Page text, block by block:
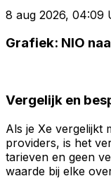
8 aug 2026, 04:09
Grafiek: NIO
Vergelijk en
Als je Xe vergelijkt
providers, is het
tarieven en geen
waarde bij elke